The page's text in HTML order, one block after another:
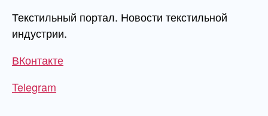
Текстильный портал. Новости текстильной
индустрии.
ВКонтакте
Telegram